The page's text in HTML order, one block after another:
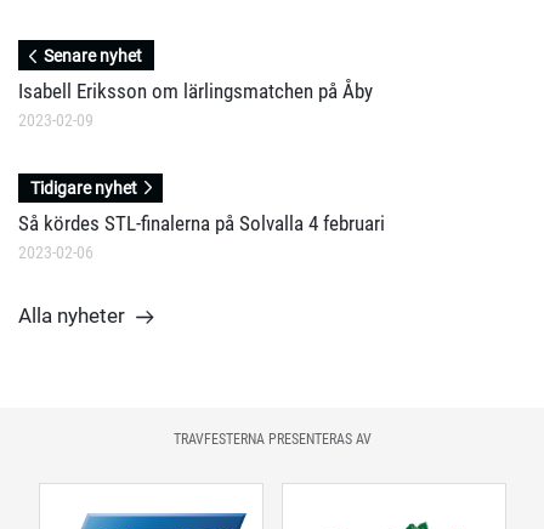
Senare nyhet
Isabell Eriksson om lärlingsmatchen på Åby
2023-02-09
Tidigare nyhet
Så kördes STL-finalerna på Solvalla 4 februari
2023-02-06
Alla nyheter
TRAVFESTERNA PRESENTERAS AV